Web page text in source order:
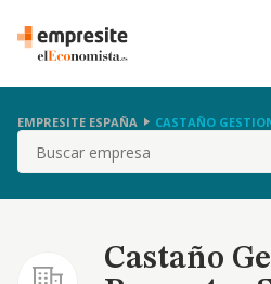
EMPRESITE ESPAÑA CASTAÑO
Buscar
Castaño